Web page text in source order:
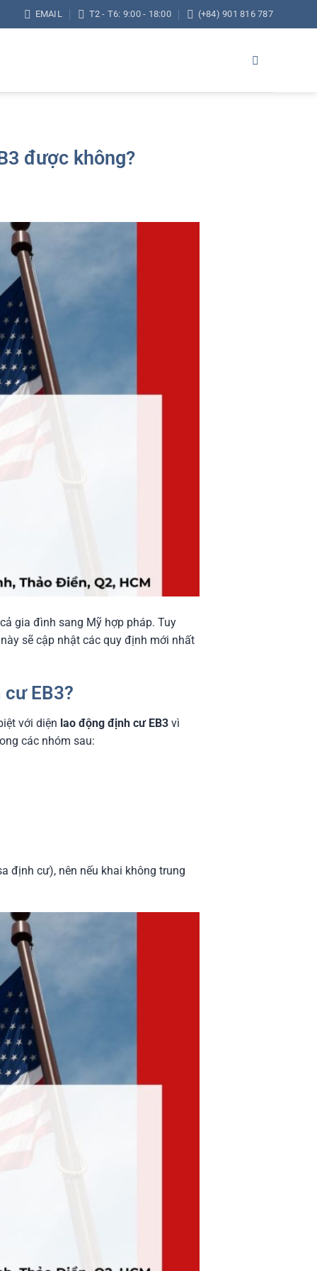
EMAIL T2 - T6: 9:00 - 18:00 (+84) 901 816 787
được không?
gia đình sang Mỹ hợp pháp. Tuy
sẽ cập nhật các quy định mới nhất
EB3?
với diện lao động định cư EB3vì
các nhóm sau:
định cư), nên nếu khai không trung